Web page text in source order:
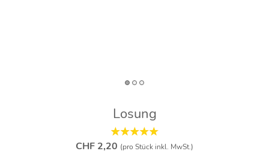
Losung
CHF 2,20 (pro Stück inkl. MwSt.)